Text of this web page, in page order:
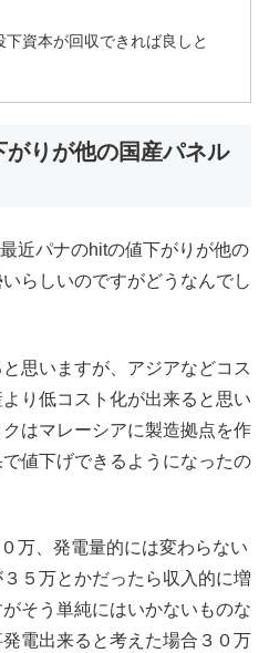
資本が回収できれば良しと
りが他の国産パネル
近パナのhitの値下がりが他の
らしいのですがどうなんでし
思いますが、アジアなどコス
り低コスト化が出来ると思い
はマレーシアに製造拠点を作
値下げできるようになったの
万、発電量的には変わらない
５万とかだったら収入的に増
そう単純にはいかないものな
電出来ると考えた場合３０万